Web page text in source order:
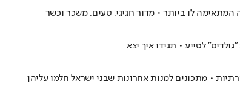
לו ביותר • מדור חגיגי, טעים, משכר וכשר
לסייע • תגידו איך יצא
• מתכונים למנות אחרונות שבני ישראל חלמו עליהן